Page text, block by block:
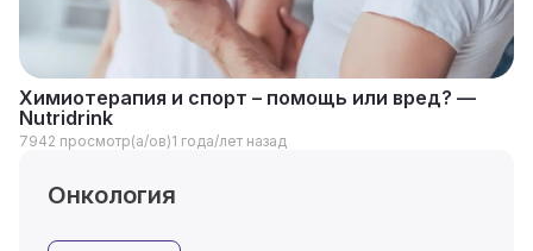
Химиотерапия и спорт – помощь или вред? —
Nutridrink
7942 просмотр(а/ов)1 года/лет назад
Онкология